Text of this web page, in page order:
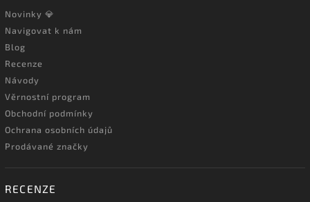
Novinky 💎
Navigovat k nám
Blog
Recenze
Návody
Věrnostní program
Obchodní podmínky
Ochrana osobních údajů
Prodávané značky
RECENZE